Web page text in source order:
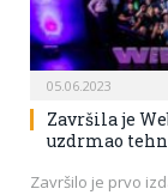
05.06.2023
Završila je
uzdrmao
Završilo je prvo